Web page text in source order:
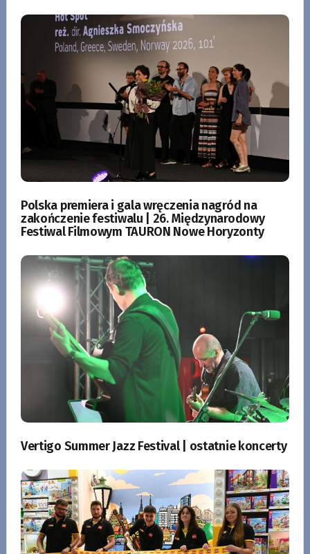
Polska premiera i gala wręczenia nagród na
zakończenie festiwalu | 26. Międzynarodowy
Festiwal Filmowym TAURON Nowe Horyzonty
Vertigo Summer Jazz Festival | ostatnie koncerty